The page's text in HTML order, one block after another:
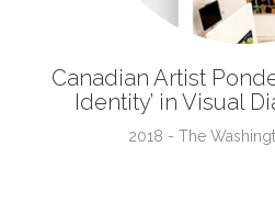
Canadian Artist
Identity’ in Visual
2018 - The